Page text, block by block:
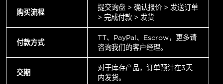
购买流程
提交询盘 > 确认报价 > 发送订单
> 完成付款 > 发货
付款方式
TT、PayPal、Escrow，更多请
咨询我们的客户经理。
交期
对于库存产品，订单预计在3天
内发货。